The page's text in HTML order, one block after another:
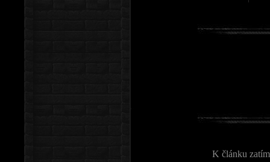
K článku